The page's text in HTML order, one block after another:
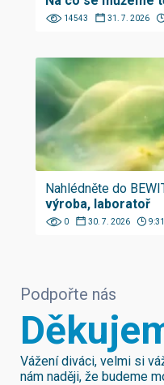
14543 31. 7. 2026
Nahlédněte do
výroba, laboratoř
0 30. 7. 2026 9:31
Podpořte nás
Vážení diváci, velmi si
nám naději, že budeme